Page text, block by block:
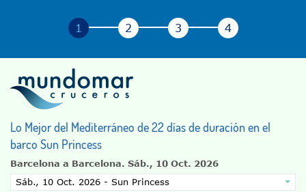
Lo Mejor del Mediterráneo de 22 días de duración en el
barco Sun Princess
Barcelona a Barcelona. Sáb., 10 Oct. 2026